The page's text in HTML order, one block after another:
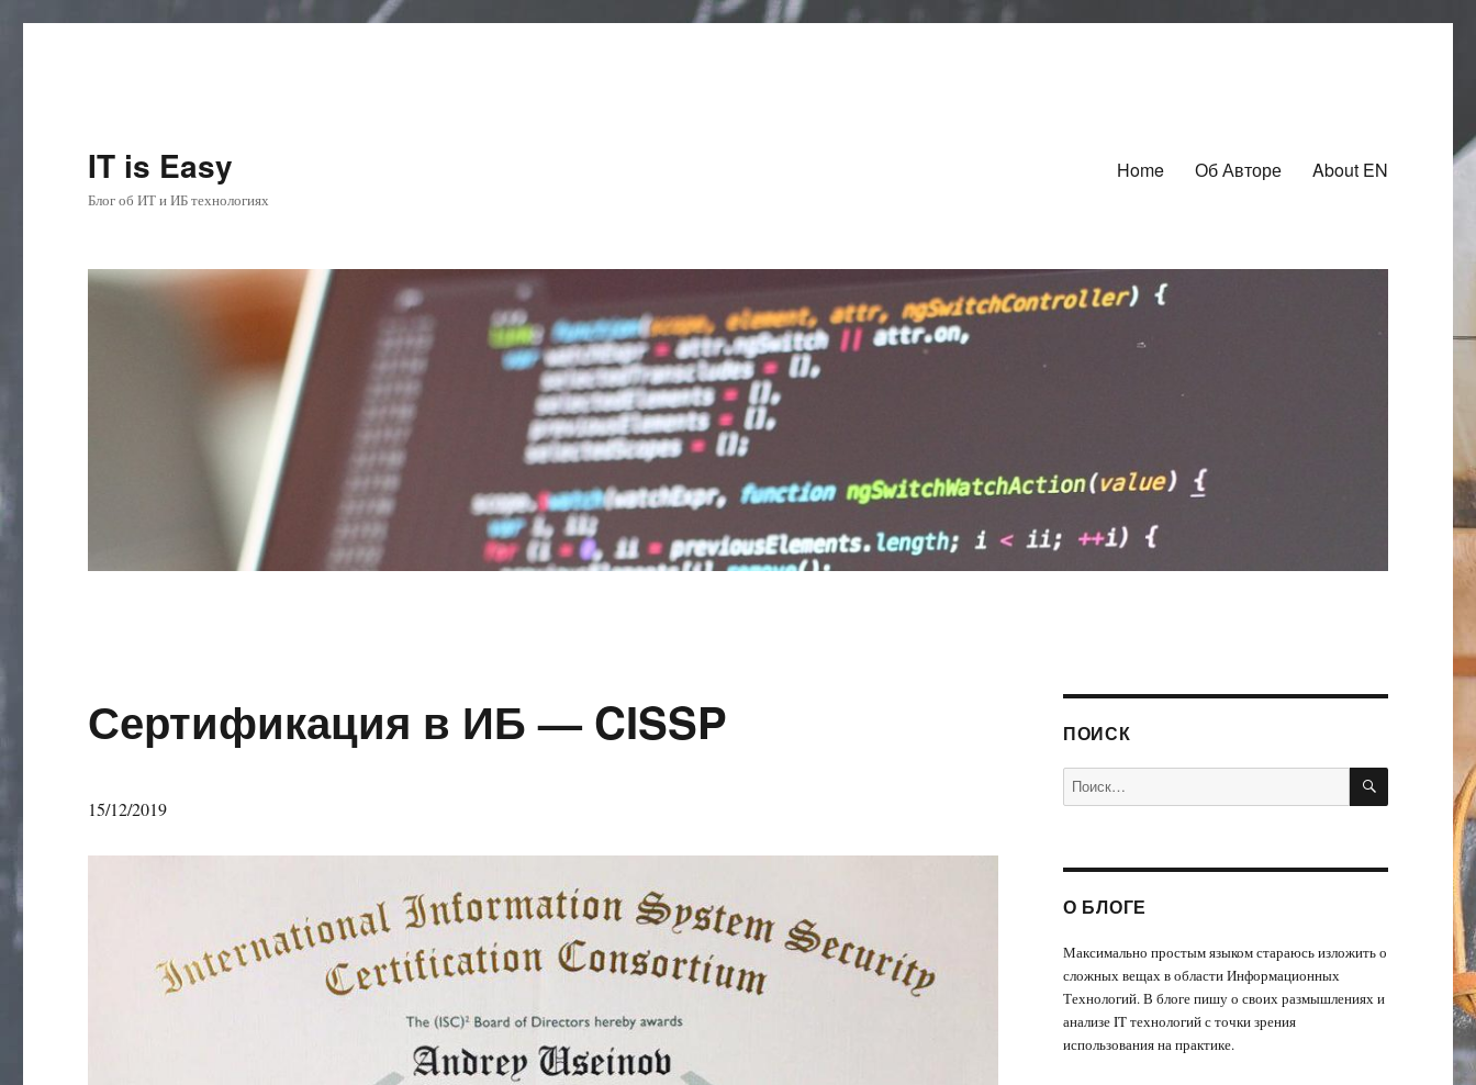
IT is Easy
Блог об ИТ и ИБ технологиях
Home Об Авторе About EN
Сертификация в ИБ — CISSP
15/12/2019
ПОИСК
Искать: ПОИСК
О БЛОГЕ
Максимально простым языком стараюсь изложить о
сложных вещах в области Информационных
Технологий. В блоге пишу о своих размышлениях и
анализе IT технологий с точки зрения
использования на практике.